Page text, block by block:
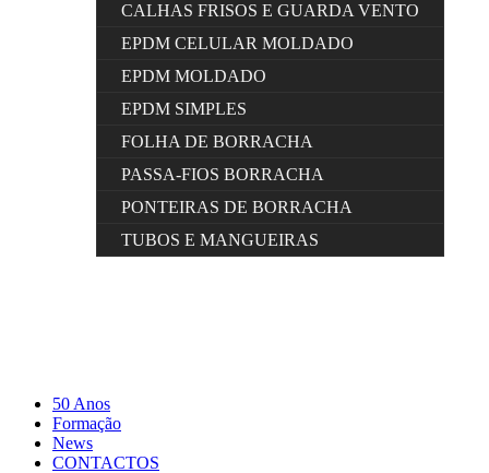
CALHAS FRISOS E GUARDA VENTO
EPDM CELULAR MOLDADO
EPDM MOLDADO
EPDM SIMPLES
FOLHA DE BORRACHA
PASSA-FIOS BORRACHA
PONTEIRAS DE BORRACHA
TUBOS E MANGUEIRAS
50 Anos
Formação
News
CONTACTOS